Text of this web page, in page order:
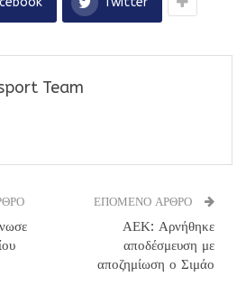
Team
ΕΠΟΜΕΝΟ ΑΡΘΡΟ
ΑΕΚ: Αρνήθηκε
αποδέσμευση με
αποζημίωση ο Σιμάο